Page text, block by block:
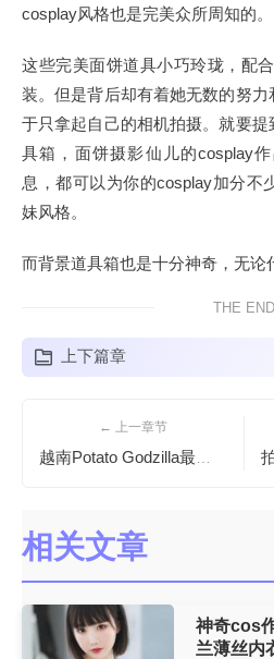
cosplay风格也是完美众所周知的。
这些完美面饼道具小巧玲珑，配
装。但是背后却有着她无数的努
于只拿起自己的相机拍摄。就要
具箱，面饼摄影仙儿的cosplay
息，都可以为你的cosplay加分不
妹风格。
而背景道具箱也是十分神奇，无论
THE END
上下篇章
← 上一章节
相关文章
神奇cos
兰薄丝内